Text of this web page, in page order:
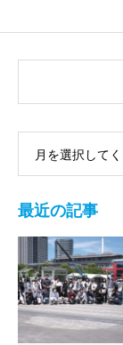
月を選択して
最近の記事